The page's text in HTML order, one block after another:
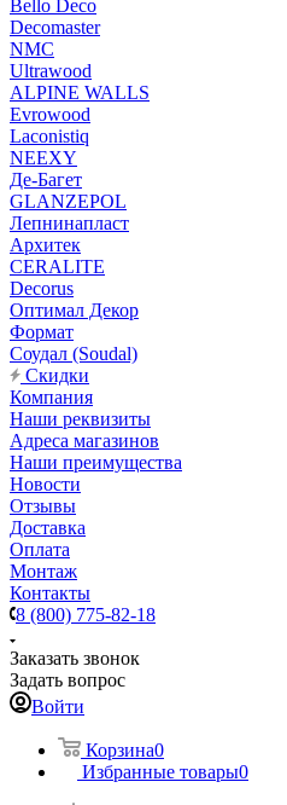
Bello Deco
Decomaster
NMС
Ultrawood
ALPINE WALLS
Evrowood
Laconistiq
NEEXY
Де-Багет
GLANZEPOL
Лепнинапласт
Архитек
CERALITE
Decorus
Оптимал Декор
Формат
Соудал (Soudal)
Скидки
Компания
Наши реквизиты
Адреса магазинов
Наши преимущества
Новости
Отзывы
Доставка
Оплата
Монтаж
Контакты
8 (800) 775-82-18
Заказать звонок
Задать вопрос
Войти
Корзина0
Избранные товары0